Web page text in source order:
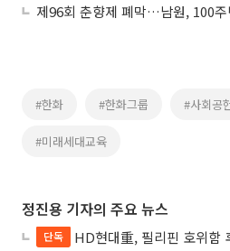
#한화 #한화그룹 #사회공
#미래세대교육
정진용 기자의 주요 뉴스
단독 HD현대重, 필리핀 호위함 후속 정조준